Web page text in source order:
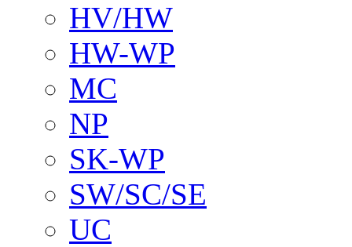
HV/HW
HW-WP
MC
NP
SK-WP
SW/SC/SE
UC